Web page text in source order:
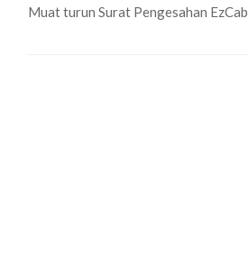
Muat turun Surat Pengesahan EzCab